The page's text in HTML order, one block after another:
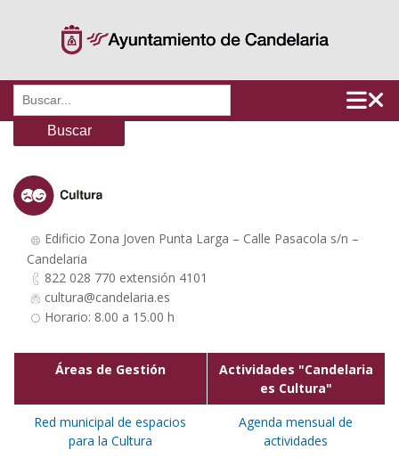
Buscar:
Edificio Zona Joven Punta Larga – Calle Pasacola s/n –
Candelaria
822 028 770 extensión 4101
cultura@candelaria.es
Horario: 8.00 a 15.00 h
Áreas de Gestión
Actividades "Candelaria
es Cultura"
Red municipal de espacios
para la Cultura
Agenda mensual de
actividades